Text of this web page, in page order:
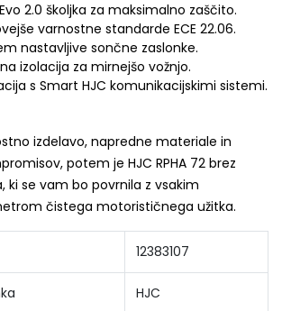
2.0 školjka za maksimalno zaščito.
varnostne standarde ECE 22.06.
nastavljive sončne zaslonke.
izolacija za mirnejšo vožnjo.
s Smart HJC komunikacijskimi sistemi.
izdelavo, napredne materiale in
potem je HJC RPHA 72 brez
ki se vam bo povrnila z vsakim
čistega motorističnega užitka.
12383107
HJC